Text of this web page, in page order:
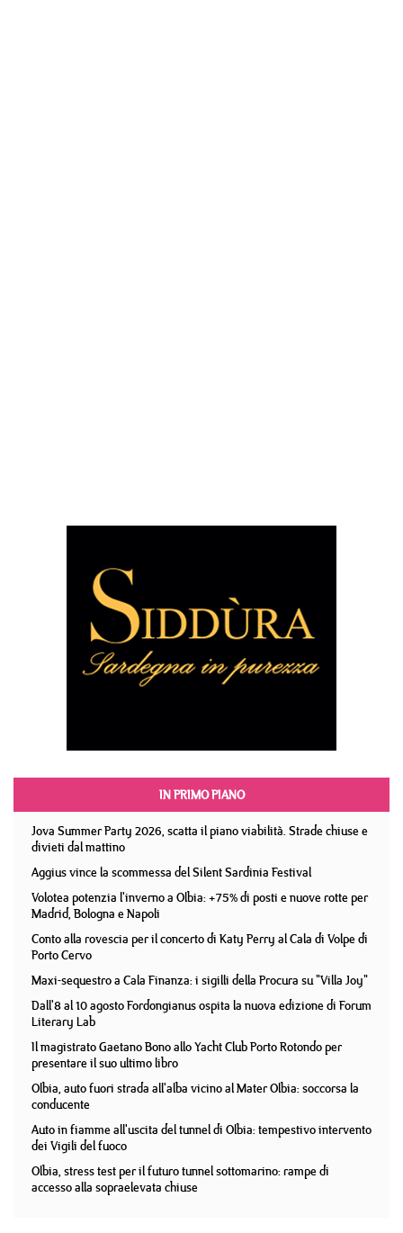
IN PRIMO PIANO
Jova Summer Party 2026, scatta il piano viabilità. Strade chiuse e
divieti dal mattino
Aggius vince la scommessa del Silent Sardinia Festival
Volotea potenzia l'inverno a Olbia: +75% di posti e nuove rotte per
Madrid, Bologna e Napoli
Conto alla rovescia per il concerto di Katy Perry al Cala di Volpe di
Porto Cervo
Maxi-sequestro a Cala Finanza: i sigilli della Procura su "Villa Joy"
Dall'8 al 10 agosto Fordongianus ospita la nuova edizione di Forum
Literary Lab
Il magistrato Gaetano Bono allo Yacht Club Porto Rotondo per
presentare il suo ultimo libro
Olbia, auto fuori strada all'alba vicino al Mater Olbia: soccorsa la
conducente
Auto in fiamme all'uscita del tunnel di Olbia: tempestivo intervento
dei Vigili del fuoco
Olbia, stress test per il futuro tunnel sottomarino: rampe di
accesso alla sopraelevata chiuse